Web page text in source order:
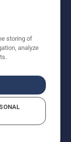
De
Alle
(incl. BTW),
aankoop.
storing of
analyze